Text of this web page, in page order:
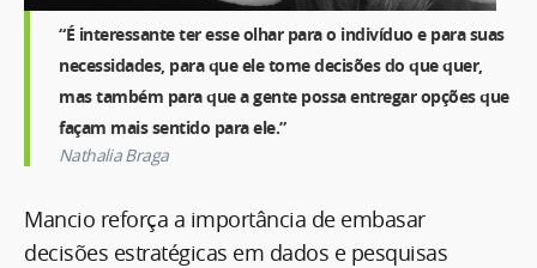
“É interessante ter esse olhar para o indivíduo e para suas
necessidades, para que ele tome decisões do que quer,
mas também para que a gente possa entregar opções que
façam mais sentido para ele.”
Nathalia Braga
Mancio reforça a importância de embasar
decisões estratégicas em dados e pesquisas